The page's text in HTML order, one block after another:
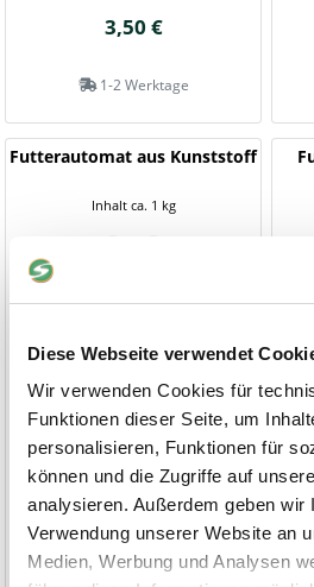
Diese Webseite verwendet
Wir verwenden Cookies für
Funktionen dieser Seite, um
personalisieren, Funktionen für
können und die Zugriffe auf
analysieren. Außerdem geben wir
Verwendung unserer Website an
Medien, Werbung und Analysen
3,50 €
1-2 Werktage
Futterautomat aus Kunststoff
Inhalt ca. 1 kg
5,90 €